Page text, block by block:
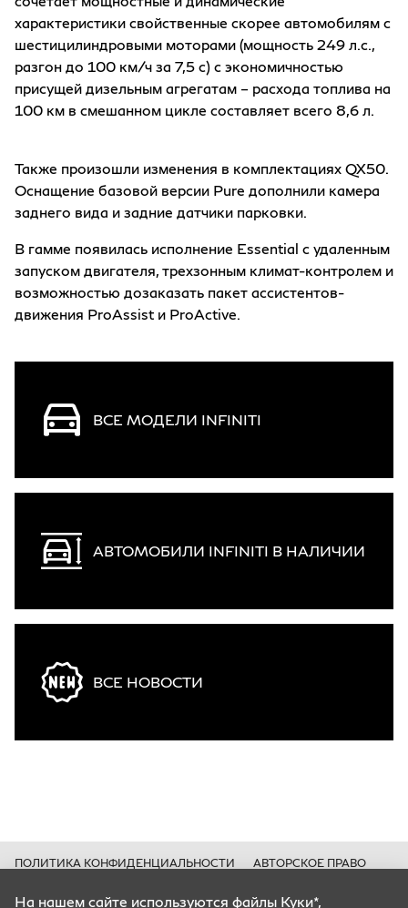
характеристики свойственные скорее автомобилям с
шестицилиндровыми моторами (мощность 249 л.с.,
разгон до 100 км/ч за 7,5 с) с экономичностью
присущей дизельным агрегатам – расхода топлива на
100 км в смешанном цикле составляет всего 8,6 л.
Также произошли изменения в комплектациях QX50.
Оснащение базовой версии Pure дополнили камера
заднего вида и задние датчики парковки.
В гамме появилась исполнение Essential с удаленным
запуском двигателя, трехзонным климат-контролем и
возможностью дозаказать пакет ассистентов-
движения ProAssist и ProActive.
ВСЕ МОДЕЛИ INFINITI
АВТОМОБИЛИ INFINITI В НАЛИЧИИ
ВСЕ НОВОСТИ
ПОЛИТИКА КОНФИДЕНЦИАЛЬНОСТИ
АВТОРСКОЕ ПРАВО
На нашем сайте используются файлы Куки*,